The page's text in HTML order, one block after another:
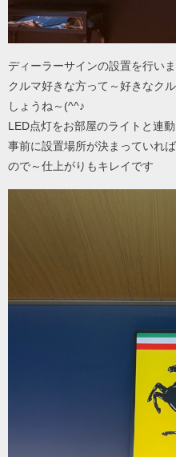
ディーラーサインの設置を行い
クルマ好きな方って～好きなク
しょうね～(^^♪
LED点灯をお部屋のライトと連
事前に設置場所が決まっていれ
ので～仕上がりもキレイです